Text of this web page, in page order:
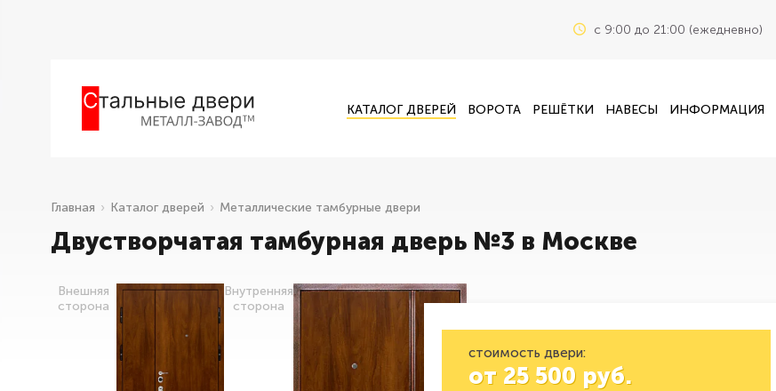
c 9:00 до 21:00 (ежедневно)
КАТАЛОГ ДВЕРЕЙ ВОРОТА РЕШЁТКИ НАВЕСЫ ИНФОРМАЦИЯ
Двустворчатая тамбурная дверь №3 в Москве
Главная Каталог дверей Металлические тамбурные двери
Внешняя
сторона
Внутренняя
сторона
стоимость двери:
от 25 500 руб.